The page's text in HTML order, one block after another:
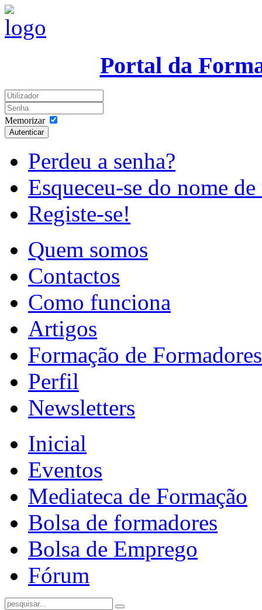
Portal da
Memorizar
Autenticar
Perdeu a senha?
Esqueceu-se do nome
Registe-se!
Quem somos
Contactos
Como funciona
Artigos
Formação de Formadores
Perfil
Newsletters
Inicial
Eventos
Mediateca de Formação
Bolsa de formadores
Bolsa de Emprego
Fórum